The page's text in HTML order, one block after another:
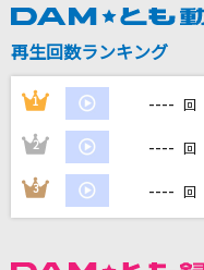
勝って泣こうゼッ!(
T-Pistonz+KMC
再生回数ランキング
1 ---- 回
2 ---- 回
3 ---- 回